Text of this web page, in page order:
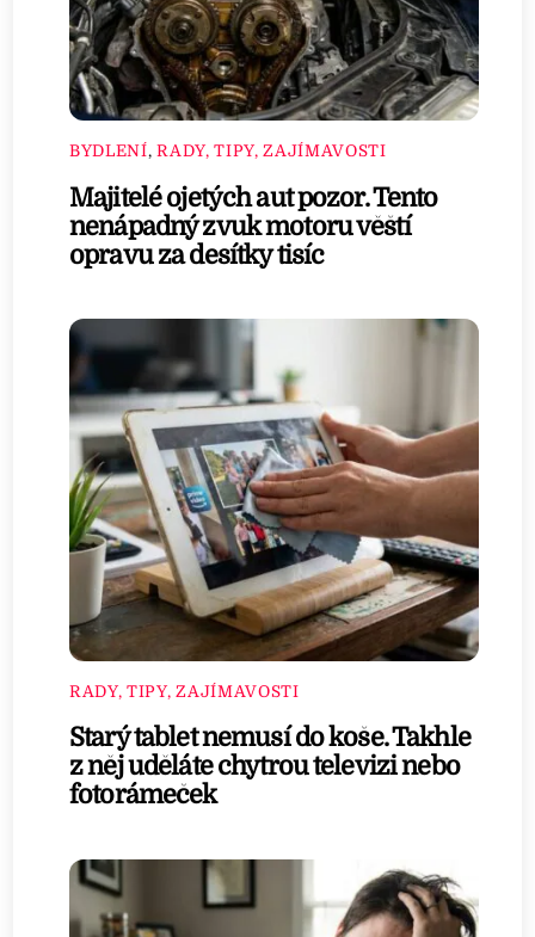
BYDLENÍ,RADY, TIPY, ZAJÍMAVOSTI
Majitelé ojetých aut pozor. Tento
nenápadný zvuk motoru věští
opravu za desítky tisíc
RADY, TIPY, ZAJÍMAVOSTI
Starý tablet nemusí do koše. Takhle
z něj uděláte chytrou televizi nebo
fotorámeček